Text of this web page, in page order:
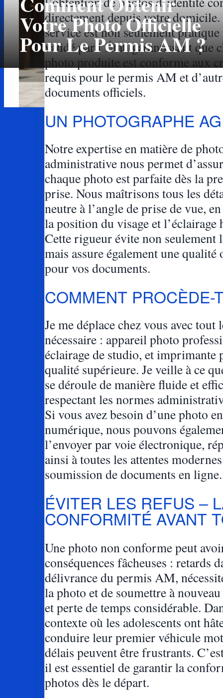
Votre Photo Officielle
Pour Le Permis AM ?
directement depuis votre
service est non seulement pratique
validé par l’État, garantissant que
photo produite est conforme aux
requis pour le permis AM et
documents officiels.
UN PHOTOGRAPHE
Notre expertise en matière de
administrative nous permet
chaque photo est parfaite dès la
prise. Nous maîtrisons tous les
neutre à l’angle de prise de vue,
la position du visage et l’éclairage
Cette rigueur évite non seulement
mais assure également une qualité
pour vos documents.
COMMENT PROCÈDE-
Je me déplace chez vous avec tout
nécessaire : appareil photo
éclairage de studio, et imprimante
qualité supérieure. Je veille à ce
se déroule de manière fluide et
respectant les normes
Si vous avez besoin d’une photo
numérique, nous pouvons
l’envoyer par voie électronique,
ainsi à toutes les attentes
soumission de documents en ligne.
ÉVITER LES REFUS –
CONFORMITÉ AVANT
Une photo non conforme peut
conséquences fâcheuses : retards
délivrance du permis AM,
la photo et de soumettre à
et perte de temps considérable.
contexte où les adolescents ont
conduire leur premier véhicule
délais peuvent être frustrants.
il est essentiel de garantir la
photos dès le départ.